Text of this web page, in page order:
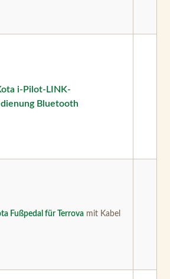
i-Pilot-LINK-
Bluetooth
Fußpedal für Terrova mit Kabel